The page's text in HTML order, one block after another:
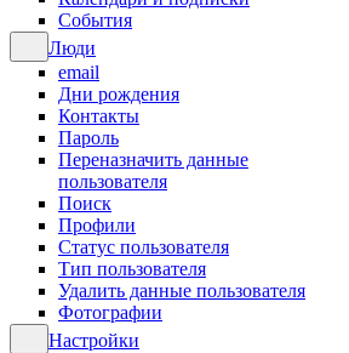
События
Люди
email
Дни рождения
Контакты
Пароль
Переназначить данные
пользователя
Поиск
Профили
Статус пользователя
Тип пользователя
Удалить данные пользователя
Фотографии
Настройки